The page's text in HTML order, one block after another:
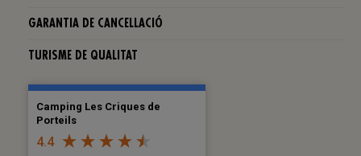
GARANTIA DE CANCELLACIÓ
TURISME DE QUALITAT
Camping Les Criques de
Porteils
4.4